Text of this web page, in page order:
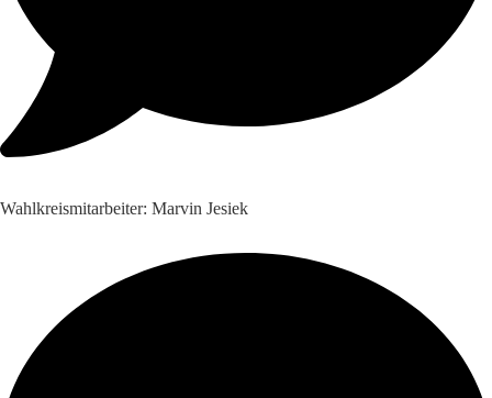
Wahlkreismitarbeiter: Marvin Jesiek